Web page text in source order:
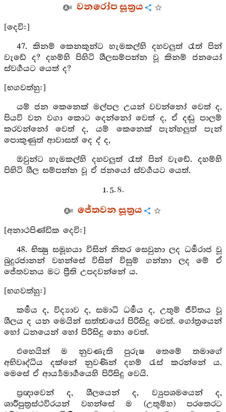
වනරෝප සූත්‍රය
[දෙවි:]
47. කිනම් කෙනකුන්ට හැමකල්හි දහවලුත් රෑත් පින්
වැඩේ ද? දහම්හි පිහිටි ශීලසම්පන්න වූ කිනම් ජනයෝ
ස්වර්‍ගයට යෙත් ද?
[භගවත්හු:]
යම් ජන කෙනෙක් මල්පල උයන් වවන්නෝ වෙත් ද,
පියවි වන වගා කොට දෙන්නෝ වෙත් ද, ඒ දඬු පාලම්
කරවන්නෝ වෙත් ද, යම් කෙනෙක් පැන්හලුත් පැන්
පොකුණුත් ආවාසත් දෙ ද් ද,
ඔවුන්ට හැමකල්හි දහවලුත් රෑත් පින් වැඩේ. දහම්හි
පිහිටි ශීල සම්පන්න වූ ඒ ජනයෝ ස්වර්‍ගයට යෙත්.
1. 5. 8.
ජේතවන සූත්‍රය
[අනාථපිණ්ඩික දෙවි:]
48. භික්‍ෂු සමූහයා විසින් නිතර සෙවුනා ලද ධර්‍මරාජ වූ
බුදුරජානන් වහන්සේ විසින් විසුම් ගන්නා ලද මේ ඒ
ජේතවනය මට ප්‍රීති උපදවන්නේ ය.
[භගවත්හු:]
කර්‍මය ද, විද්‍යාව ද, සමාධි ධර්‍මය ද, උතුම් ජීවිතය වූ
ශීලය ද යන මෙයින් සත්ත්‍වයෝ පිරිසිදු වෙත්. ගෝත්‍රයෙන්
හෝ ධනයෙන් හෝ පිරිසිදු නො වෙත්.
එහෙයින් ම නුවණැති පුරුෂ තෙමේ තමාගේ
අභිවෘද්ධිය දක්නේ නුවණින් දහම් රැස් කරන්නේ ය.
මෙසේ ඒ ආර්‍ය්‍යමාර්‍ගයෙහි පිරිසිදු වෙයි.
ප්‍රඥාවෙන් ද, ශීලයෙන් ද, ව්‍යුපශමයෙන් ද,
ශාරීපුත්‍රස්ථවිරයන් වහන්සේ ම (උතුම්හ) පරතෙරට